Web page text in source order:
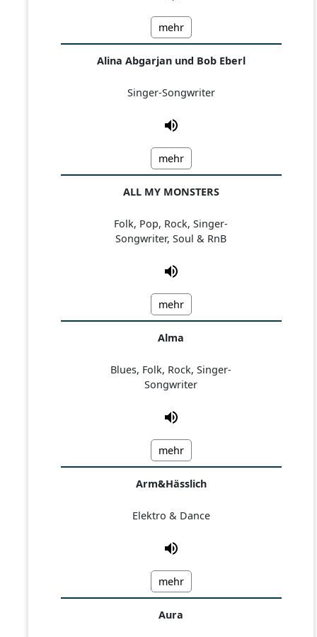
mehr
Alina Abgarjan und Bob Eberl
Singer-Songwriter
mehr
ALL MY MONSTERS
Folk, Pop, Rock, Singer-
Songwriter, Soul & RnB
mehr
Alma
Blues, Folk, Rock, Singer-
Songwriter
mehr
Arm&Hässlich
Elektro & Dance
mehr
Aura